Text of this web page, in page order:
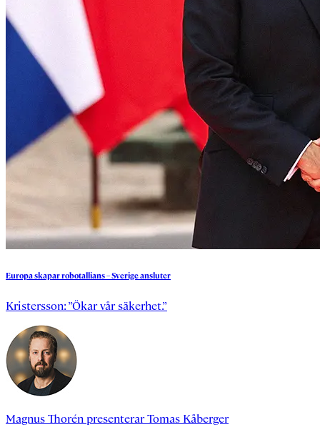
Europaskaparrobotallians–Sverigeansluter
Kristersson: ”Ökar vår säkerhet.”
Magnus ThorénpresenterarTomas Kåberger